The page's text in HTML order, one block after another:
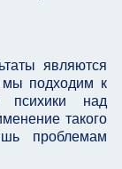
являются
мы подходим к
психики над
такого
проблемам